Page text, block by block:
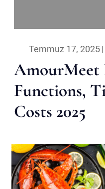
Temmuz 17, 2025|
AmourMeet
Functions,
Costs 2025